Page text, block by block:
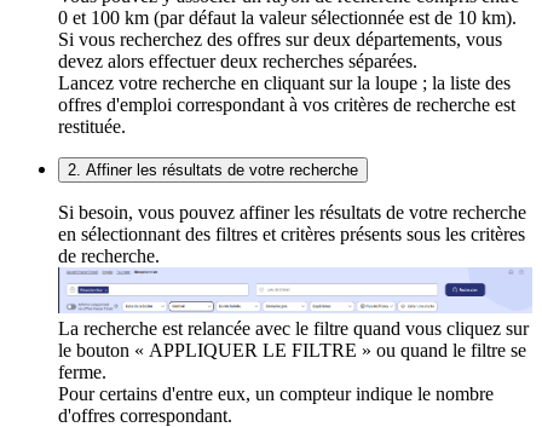
0 et 100 km (par défaut la valeur sélectionnée est de 10 km).
Si vous recherchez des offres sur deux départements, vous
devez alors effectuer deux recherches séparées.
Lancez votre recherche en cliquant sur la loupe ; la liste des
offres d'emploi correspondant à vos critères de recherche est
restituée.
2. Affiner les résultats de votre recherche
Si besoin, vous pouvez affiner les résultats de votre recherche
en sélectionnant des filtres et critères présents sous les critères
de recherche.
La recherche est relancée avec le filtre quand vous cliquez sur
le bouton « APPLIQUER LE FILTRE » ou quand le filtre se
ferme.
Pour certains d'entre eux, un compteur indique le nombre
d'offres correspondant.